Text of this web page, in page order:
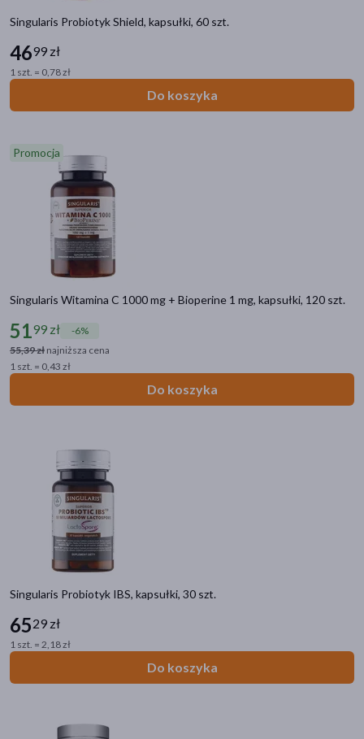
Singularis Probiotyk Shield, kapsułki, 60 szt.
4699 zł
1 szt. = 0,78 zł
Do koszyka
Promocja
Singularis Witamina C 1000 mg + Bioperine 1 mg, kapsułki, 120 szt.
5199 zł
-6%
55,39 zł najniższa cena
1 szt. = 0,43 zł
Do koszyka
Singularis Probiotyk IBS, kapsułki, 30 szt.
6529 zł
1 szt. = 2,18 zł
Do koszyka